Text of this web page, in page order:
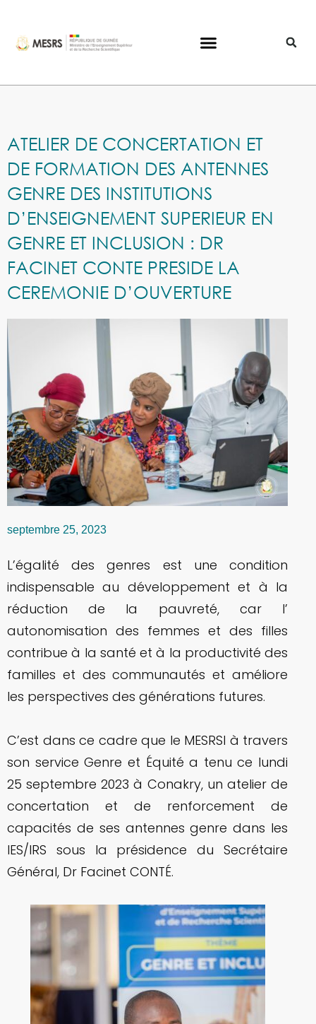
ATELIER DE CONCERTATION ET
DE FORMATION DES ANTENNES
GENRE DES INSTITUTIONS
D’ENSEIGNEMENT SUPERIEUR EN
GENRE ET INCLUSION : DR
FACINET CONTE PRESIDE LA
CEREMONIE D’OUVERTURE
septembre 25, 2023
L’égalité des genres est une condition
indispensable au développement et à la
réduction de la pauvreté, car l’
autonomisation des femmes et des filles
contribue à la santé et à la productivité des
familles et des communautés et améliore
les perspectives des générations futures.
C’est dans ce cadre que le MESRSI à travers
son service Genre et Équité a tenu ce lundi
25 septembre 2023 à Conakry, un atelier de
concertation et de renforcement de
capacités de ses antennes genre dans les
IES/IRS sous la présidence du Secrétaire
Général, Dr Facinet CONTÉ.